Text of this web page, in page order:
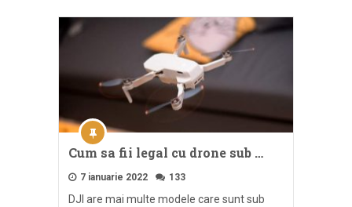
Cum sa fii legal cu drone sub …
7 ianuarie 2022 133
DJI are mai multe modele care sunt sub